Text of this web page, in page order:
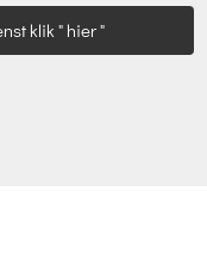
klik " hier "